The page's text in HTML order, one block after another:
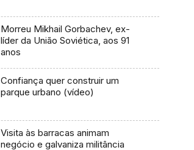
Morreu Mikhail Gorbachev, ex-
líder da União Soviética, aos 91
anos
Confiança quer construir um
parque urbano (vídeo)
Visita às barracas animam
negócio e galvaniza militância